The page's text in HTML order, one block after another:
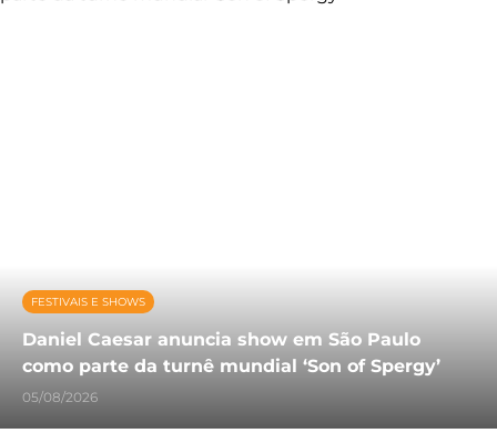
FESTIVAIS E SHOWS
Daniel Caesar anuncia show em São Paulo
como parte da turnê mundial ‘Son of Spergy’
05/08/2026